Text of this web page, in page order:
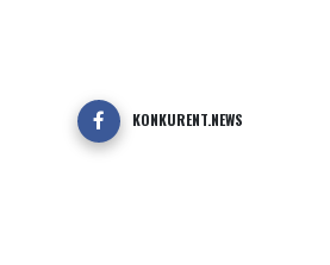
KONKURENT.NEWS